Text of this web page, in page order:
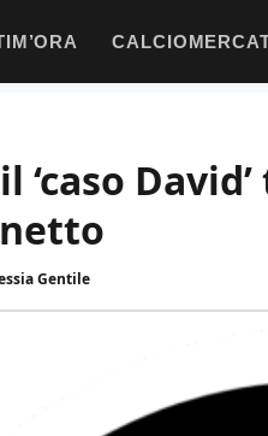
‘caso
Gentile